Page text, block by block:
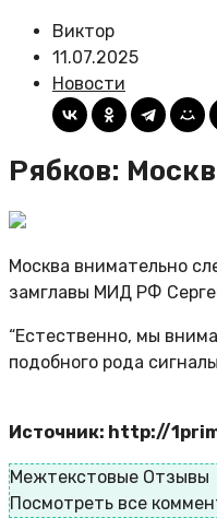
Виктор
11.07.2025
Новости
Рябков:
Москва внимательно
замглавы МИД РФ
“Естественно, мы
подобного рода
Источник: http://
Межтекстовые Отзывы
Посмотреть все